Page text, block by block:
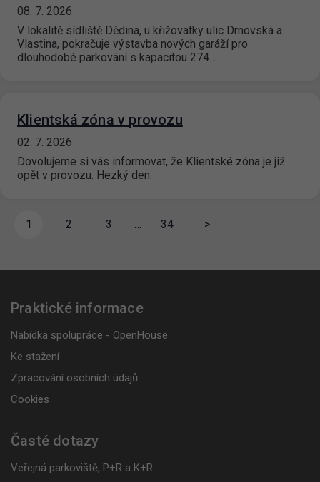
08. 7. 2026
V lokalitě sídliště Dědina, u křižovatky ulic Drnovská a
Vlastina, pokračuje výstavba nových garáží pro
dlouhodobé parkování s kapacitou 274…
Klientská zóna v provozu
02. 7. 2026
Dovolujeme si vás informovat, že Klientské zóna je již
opět v provozu. Hezký den.
1 2 3 … 34 >
Praktické informace
Nabídka spolupráce - OpenHouse
Ke stažení
Zpracování osobních údajů
Cookies
Časté dotazy
Veřejná parkoviště, P+R a K+R